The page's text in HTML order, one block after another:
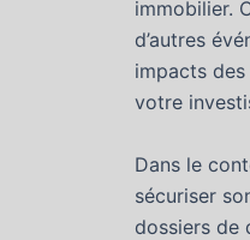
immobilier.
d’autres
impacts
votre
Dans le
sécuriser
dossiers de